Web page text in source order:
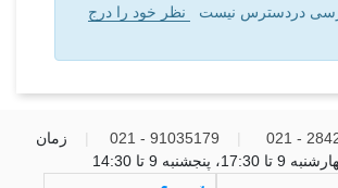
دردسترس نیست
نظر خود را درج
91035179 - 021
زمان
9 تا 14:30